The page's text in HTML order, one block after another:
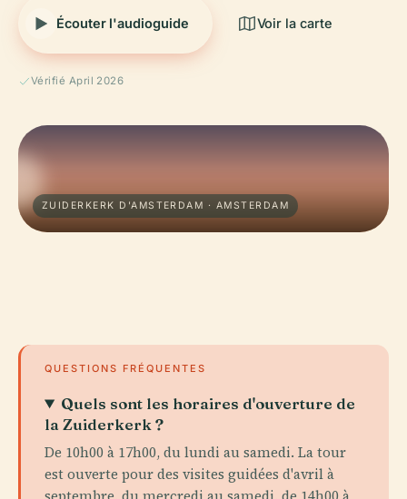
Écouter l'audioguide Voir la carte
Vérifié April 2026
ZUIDERKERK D'AMSTERDAM · AMSTERDAM
QUESTIONS FRÉQUENTES
Quels sont les horaires d'ouverture de
la Zuiderkerk ?
De 10h00 à 17h00, du lundi au samedi. La tour
est ouverte pour des visites guidées d'avril à